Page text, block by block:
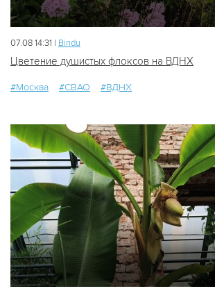
07.08 14:31 | Bindu
Цветение душистых флоксов на ВДНХ
#Москва #СВАО #ВДНХ